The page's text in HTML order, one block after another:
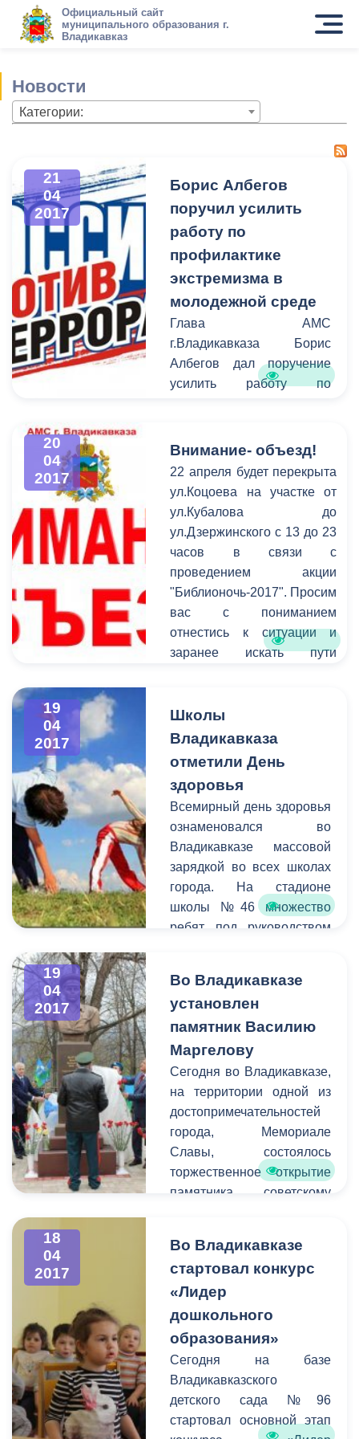
Официальный сайт
муниципального образования г.
Владикавказ
Новости
Категории:
21
04
2017
Борис Албегов
поручил усилить
работу по
профилактике
экстремизма в
молодежной среде
Глава АМС
г.Владикавказа Борис
Албегов дал поручение
усилить работу по
экстремистских
проявлений в
общественной среде.
Руководитель мэрии
отметил, что проведение
среде молодежи, так как
является одной из
разнообразных
антисоциальных и
криминальных групп.
20
04
2017
Внимание- объезд!
22 апреля будет перекрыта
ул.Коцоева на участке от
ул.Кубалова до
ул.Дзержинского с 13 до 23
часов в связи с
проведением акции
"Библионочь-2017". Просим
вас с пониманием
отнестись к ситуации и
заранее искать пути
на то, что необходимо
своевременно сообщать
планируемом перекрытии в
администрацию города.
Смысл этого оповещения
состоит в том, чтобы АМС г.
Владикавказ имела
возможность предупредить
остальных граждан города
о временных неудобствах
19
04
2017
Школы
Владикавказа
отметили День
здоровья
Всемирный день здоровья
ознаменовался во
Владикавказе массовой
зарядкой во всех школах
города. На стадионе
школы №46 множество
ребят под руководством
отработали упражнения
направленные на
поддержание здорового
тела и духа. Главной
целью проведенных
мероприятий стала
пропаганда здорового
образа жизни среди юных
жителей Владикавказа.
19
04
2017
Во Владикавказе
установлен
памятник Василию
Маргелову
Сегодня во Владикавказе,
на территории одной из
достопримечательностей
города, Мемориале
Славы, состоялось
торжественное открытие
памятника советскому
десантными войсками в
1954-1959 и 1961-1979
года, генералу армии,
Герою Советского Союза,
лауреату Государственной
премии СССР, кандидату
военных наук Василию
Филипповичу Маргелову.
Участие в торжественной
церемонии приняли
18
04
2017
Во Владикавказе
стартовал конкурс
«Лидер
дошкольного
образования»
Сегодня на базе
Владикавказского
детского сада №96
стартовал основной этап